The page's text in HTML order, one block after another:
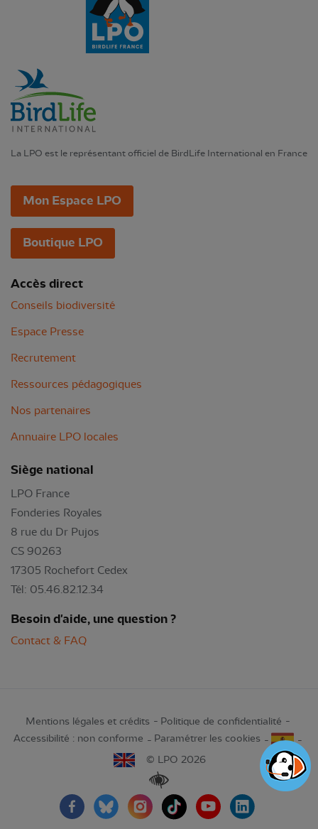
La LPO est le représentant officiel de BirdLife International en France
Mon Espace LPO
Boutique LPO
Accès direct
Conseils biodiversité
Espace Presse
Recrutement
Ressources pédagogiques
Nos partenaires
Annuaire LPO locales
Siège national
LPO France
Fonderies Royales
8 rue du Dr Pujos
CS 90263
17305 Rochefort Cedex
Tél: 05.46.82.12.34
Besoin d'aide, une question ?
Contact & FAQ
Mentions légales et crédits
Politique de confidentialité
Accessibilité : non conforme
Paramétrer les cookies
© LPO 2026
Renforcer les contrastes